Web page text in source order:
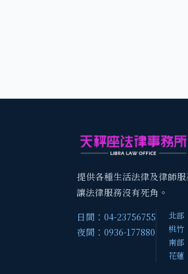
提供各種生活法律及律師
讓法律服務沒有死角。
日間：04-23756755
夜間：0936-177880
北部
桃竹
南部
花蓮